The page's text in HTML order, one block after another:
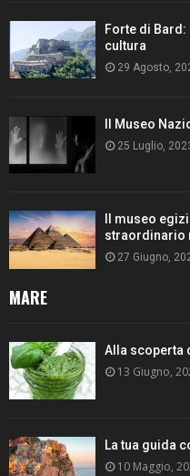
Forte di
cultura
29 Agosto,
Il Museo
25 Luglio,
Il museo
straordinario
27 Giugno,
MARE
Alla scoperta
13 Giugno,
La tua guida
10 Maggio,